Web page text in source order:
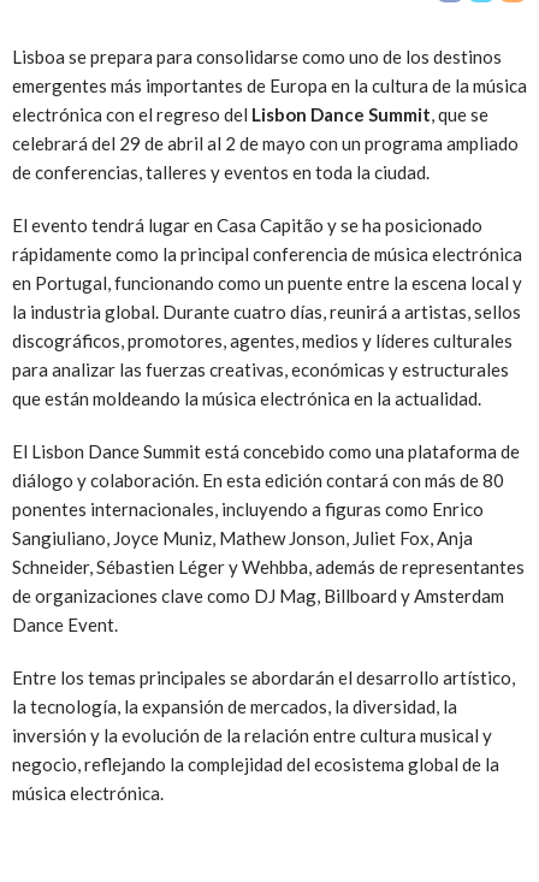
Lisboa se prepara para consolidarse como uno de los destinos
emergentes más importantes de Europa en la cultura de la música
electrónica con el regreso del Lisbon Dance Summit, que se
celebrará del 29 de abril al 2 de mayo con un programa ampliado
de conferencias, talleres y eventos en toda la ciudad.
El evento tendrá lugar en Casa Capitão y se ha posicionado
rápidamente como la principal conferencia de música electrónica
en Portugal, funcionando como un puente entre la escena local y
la industria global. Durante cuatro días, reunirá a artistas, sellos
discográficos, promotores, agentes, medios y líderes culturales
para analizar las fuerzas creativas, económicas y estructurales
que están moldeando la música electrónica en la actualidad.
El Lisbon Dance Summit está concebido como una plataforma de
diálogo y colaboración. En esta edición contará con más de 80
ponentes internacionales, incluyendo a figuras como Enrico
Sangiuliano, Joyce Muniz, Mathew Jonson, Juliet Fox, Anja
Schneider, Sébastien Léger y Wehbba, además de representantes
de organizaciones clave como DJ Mag, Billboard y Amsterdam
Dance Event.
Entre los temas principales se abordarán el desarrollo artístico,
la tecnología, la expansión de mercados, la diversidad, la
inversión y la evolución de la relación entre cultura musical y
negocio, reflejando la complejidad del ecosistema global de la
música electrónica.